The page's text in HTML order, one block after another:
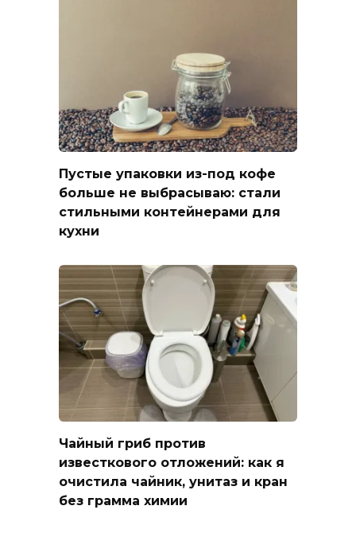
Пустые упаковки из-под кофе
больше не выбрасываю: стали
стильными контейнерами для
кухни
Чайный гриб против
известкового отложений: как я
очистила чайник, унитаз и кран
без грамма химии